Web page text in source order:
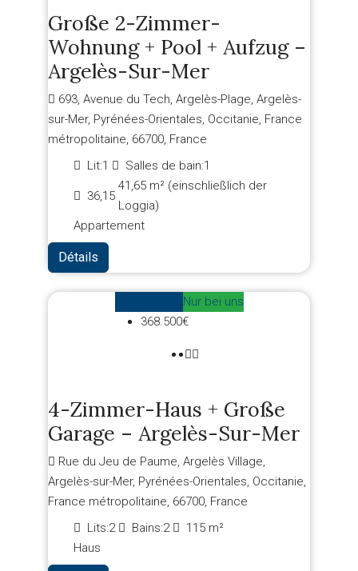
Große 2-Zimmer-
Wohnung + Pool + Aufzug –
Argelès-Sur-Mer
693, Avenue du Tech, Argelès-Plage, Argelès-
sur-Mer, Pyrénées-Orientales, Occitanie, France
métropolitaine, 66700, France
Lit:1 Salles de bain:1
36,15
41,65 m² (einschließlich der
Loggia)
Appartement
Détails
Nur bei uns
368.500€
4-Zimmer-Haus + Große
Garage – Argelès-Sur-Mer
Rue du Jeu de Paume, Argelès Village,
Argelès-sur-Mer, Pyrénées-Orientales, Occitanie,
France métropolitaine, 66700, France
Lits:2 Bains:2 115 m²
Haus